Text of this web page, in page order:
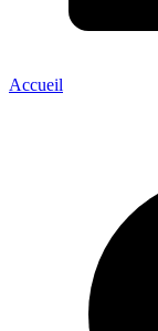
Accueil